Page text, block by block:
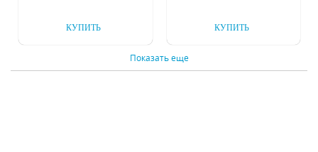
КУПИТЬ КУПИТЬ
Показать еще